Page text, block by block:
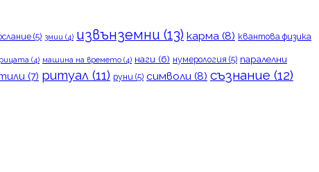
(5) змии (4) извънземни (13) карма (8) квантова физика
(4) машина на времето (4) наги (6) нумерология (5) паралелни
(7) ритуал (11) руни (5) символи (8) съзнание (12)